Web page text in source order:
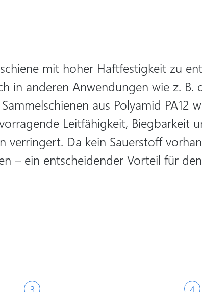
mit hoher Haftfestigkeit zu
in anderen Anwendungen wie z. B.
aus Polyamid PA12
Leitfähigkeit, Biegbarkeit
verringert. Da kein Sauerstoff
– ein entscheidender Vorteil für